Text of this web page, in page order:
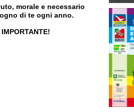
morale e necessario
di te ogni anno.
IMPORTANTE!